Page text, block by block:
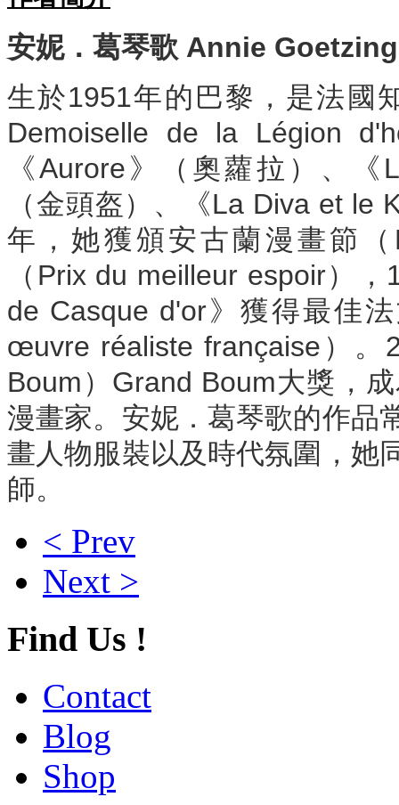
安妮．葛琴歌 Annie
生於1951年的巴黎，是法國
Demoiselle de la Légion
《Aurore》（奧蘿拉）、《
（金頭盔）、《La Diva et le
年，她獲頒安古蘭漫畫節（
（Prix du meilleur espoir）
de Casque d'or》獲得最佳
œuvre réaliste française）
Boum）Grand Boum大獎，
漫畫家。安妮．葛琴歌的作品
畫人物服裝以及時代氛圍，她
師。
< Prev
Next >
Find Us !
Contact
Blog
Shop